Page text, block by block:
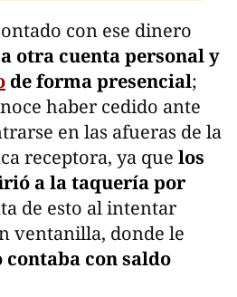
con ese dinero
otra cuenta personaly
de forma presencial;
haber cedido ante
en las afueras de la
receptora, ya que los
a la taquería por
de esto al intentar
ventanilla, donde le
contaba con saldo